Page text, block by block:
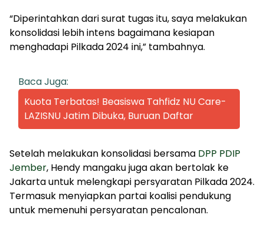
“Diperintahkan dari surat tugas itu, saya melakukan
konsolidasi lebih intens bagaimana kesiapan
menghadapi Pilkada 2024 ini,” tambahnya.
Baca Juga:
Kuota Terbatas! Beasiswa Tahfidz NU Care-
LAZISNU Jatim Dibuka, Buruan Daftar
Setelah melakukan konsolidasi bersama DPP PDIP
Jember, Hendy mangaku juga akan bertolak ke
Jakarta untuk melengkapi persyaratan Pilkada 2024.
Termasuk menyiapkan partai koalisi pendukung
untuk memenuhi persyaratan pencalonan.